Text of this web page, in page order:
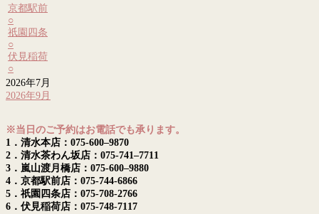
京都駅前
○
祇園四条
○
伏見稲荷
○
2026年7月
2026年9月
※当日のご予約はお電話でも承ります。
1．清水本店：075-600–9870
2．清水茶わん坂店：075-741–7711
3．嵐山渡月橋店：075-600–9880
4．京都駅前店：075-744-6866
5．祇園四条店：075-708-2766
6．伏見稲荷店：075-748-7117